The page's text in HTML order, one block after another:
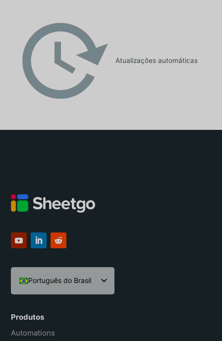
Atualizações automáticas
Português do Brasil
English
Español
Français
Produtos
Automations